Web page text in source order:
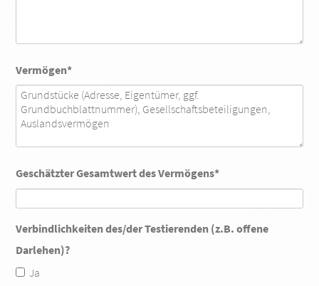
Pflichtfeld
Vermögen*
Pflichtfeld
Geschätzter Gesamtwert des Vermögens*
Verbindlichkeiten des/der Testierenden (z.B. offene
Darlehen)?
Ja